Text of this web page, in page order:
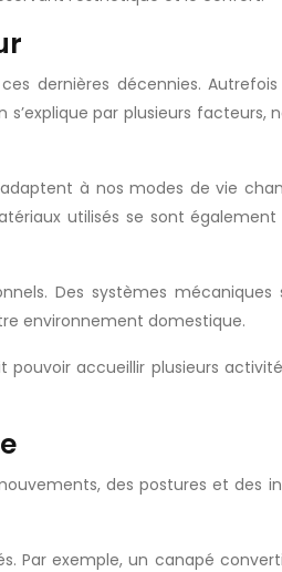
dernières décennies.
par plusieurs facteurs,
à nos modes de vie
utilisés se sont également
Des systèmes mécaniques
environnement domestique.
accueillir plusieurs
des postures et des
Par exemple, un canapé